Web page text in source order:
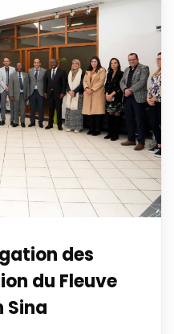
des
du Fleuve
Sina